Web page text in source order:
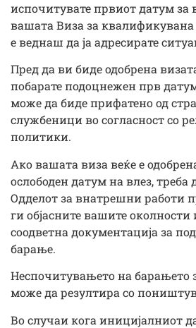
испочитувате првиот датум за
вашата Виза за
е веднаш да ја адресирате
Пред да ви биде одобрена
побарате подоцнежен прв
може да биде прифатено од
службеници во согласност со
политики.
Ако вашата виза веќе е
ослободен датум на влез, треба
Одделот за внатрешни работи
ги објасните вашите околности
соодветна документација за
барање.
Неспочитувањето на барањето
може да резултира со
Во случаи кога иницијалниот